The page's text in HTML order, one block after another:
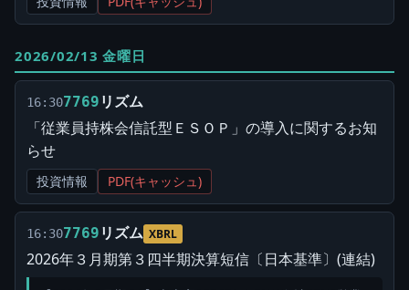
2026/02/13 金曜日
16:307769 リズム
「従業員持株会信託型ＥＳＯＰ」の導入に関するお知
らせ
投資情報 PDF(キャッシュ)
16:307769 リズム XBRL
2026年３月期第３四半期決算短信〔日本基準〕(連結)